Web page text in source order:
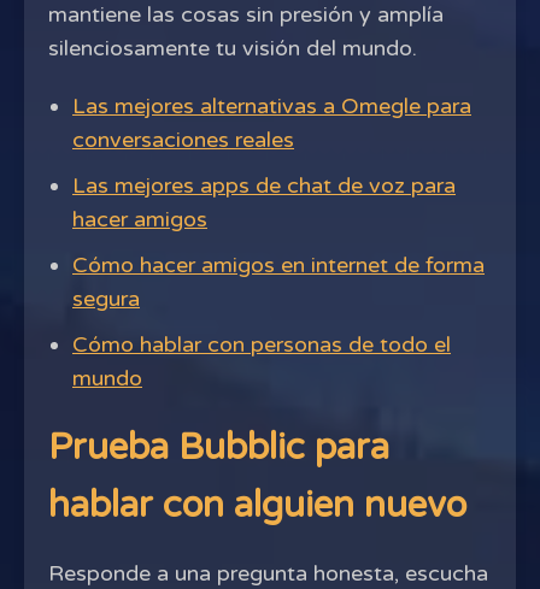
mantiene las cosas sin presión y amplía
silenciosamente tu visión del mundo.
Las mejores alternativas a Omegle para
conversaciones reales
Las mejores apps de chat de voz para
hacer amigos
Cómo hacer amigos en internet de forma
segura
Cómo hablar con personas de todo el
mundo
Prueba Bubblic para
hablar con alguien nuevo
Responde a una pregunta honesta, escucha